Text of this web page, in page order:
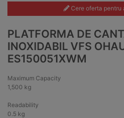
Cere oferta pentru
PLATFORMA DE
INOXIDABIL VFS
ES150051XWM
Maximum Capacity
1,500 kg
Readability
0.5 kg